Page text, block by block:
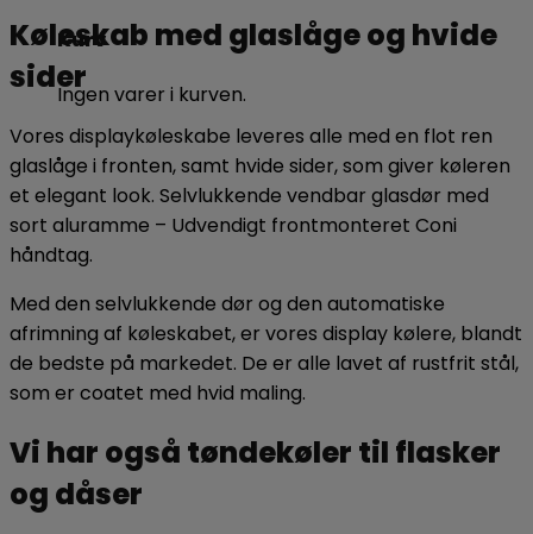
Kurv
Ingen varer i kurven.
Køleskab med glaslåge og hvide
sider
Vores displaykøleskabe leveres alle med en flot ren
glaslåge i fronten, samt hvide sider, som giver køleren
et elegant look. Selvlukkende vendbar glasdør med
sort aluramme – Udvendigt frontmonteret Coni
håndtag.
Med den selvlukkende dør og den automatiske
afrimning af køleskabet, er vores display kølere, blandt
de bedste på markedet. De er alle lavet af rustfrit stål,
som er coatet med hvid maling.
Vi har også tøndekøler til flasker
og dåser